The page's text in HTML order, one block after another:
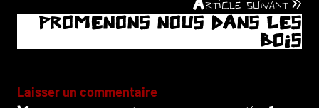
l’article
PROMENONS NOUS DANS LES
BOIS
Laisser un commentaire